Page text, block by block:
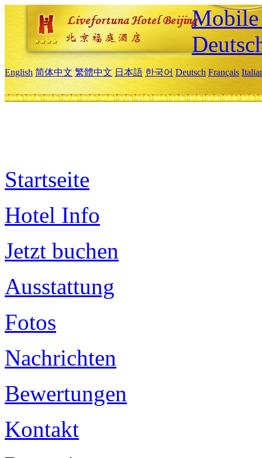
Mobile
English 简体中文 繁體中文 日本語 한국어 Deutsch Français
Startseite
Hotel Info
Jetzt buchen
Ausstattung
Fotos
Nachrichten
Bewertungen
Kontakt